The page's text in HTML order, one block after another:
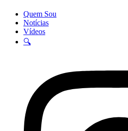
Quem Sou
Notícias
Vídeos
🔍